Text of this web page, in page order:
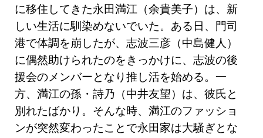
に移住してきた永田満江（余貴美子）は、新
しい生活に馴染めないでいた。ある日、門司
港で体調を崩したが、志波三彦（中島健人）
に偶然助けられたのをきっかけに、志波の後
援会のメンバーとなり推し活を始める。一
方、満江の孫・詩乃（中井友望）は、彼氏と
別れたばかり。そんな時、満江のファッショ
ンが突然変わったことで永田家は大騒ぎとな